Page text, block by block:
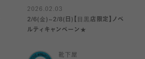
2026.02.03
2/6(金)~2/8(日)【目黒店限定】ノベ
ルティキャンペーン★
靴下屋